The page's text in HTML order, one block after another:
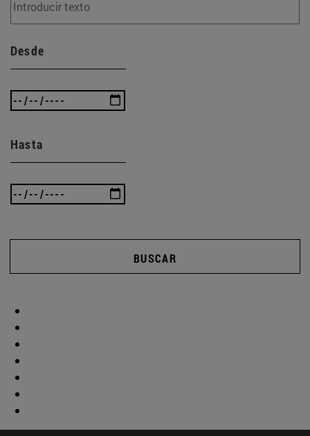
Desde
Hasta
BUSCAR